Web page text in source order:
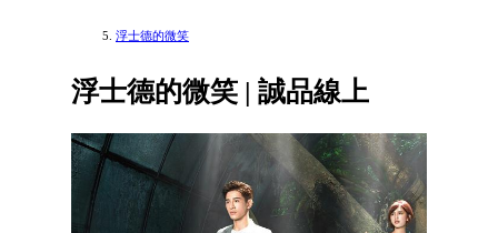
浮士德的微笑
浮士德的微笑 | 誠品線上